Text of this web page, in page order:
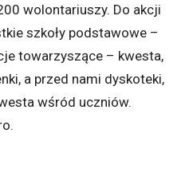
wolontariuszy. Do akcji
szkoły podstawowe –
towarzyszące – kwesta,
a przed nami dyskoteki,
wśród uczniów.